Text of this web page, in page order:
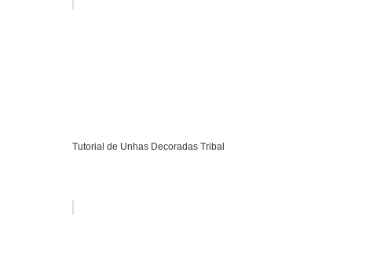
Tutorial de Unhas Decoradas Tribal